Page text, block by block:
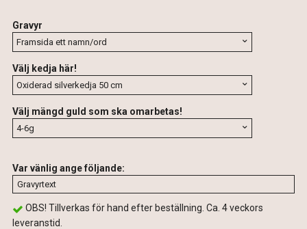
Gravyr
Välj kedja här!
Välj mängd guld som ska omarbetas!
Var vänlig ange följande:
OBS! Tillverkas för hand efter beställning. Ca. 4 veckors
leveranstid.